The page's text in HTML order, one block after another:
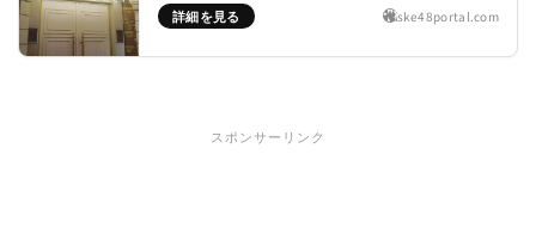
詳細を見る ske48portal.com
スポンサーリンク